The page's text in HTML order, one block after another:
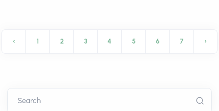
‹ 1 2 3 4 5 6 7 ›
Search